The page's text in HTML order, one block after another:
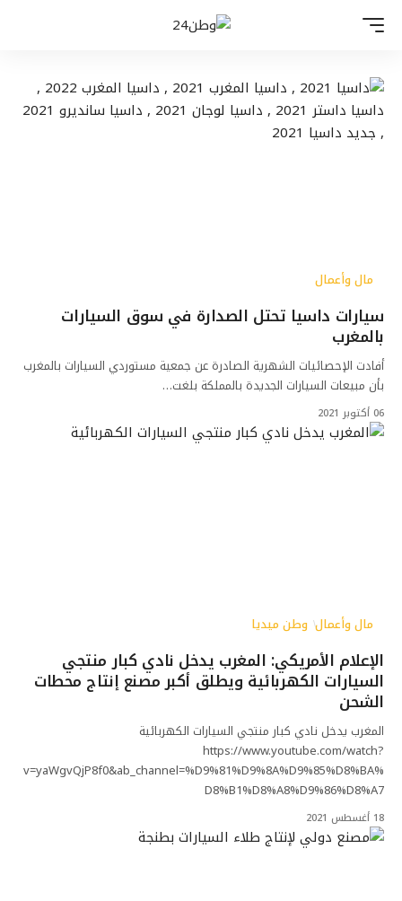
مال وأعمال
سيارات داسيا تحتل الصدارة في سوق السيارات
بالمغرب
أفادت الإحصائيات الشهرية الصادرة عن جمعية مستوردي السيارات بالمغرب
بأن مبيعات السيارات الجديدة بالمملكة بلغت…
06 أكتوبر 2021
مال وأعمال وطن ميديا
الإعلام الأمريكي: المغرب يدخل نادي كبار منتجي
السيارات الكهربائية ويطلق أكبر مصنع إنتاج محطات
الشحن
المغرب يدخل نادي كبار منتجي السيارات الكهربائية
https://www.youtube.com/watch?
v=yaWgvQjP8f0&ab_channel=%D9%81%D9%8A%D9%85%D8%BA%
D8%B1%D8%A8%D9%86%D8%A7
18 أغسطس 2021